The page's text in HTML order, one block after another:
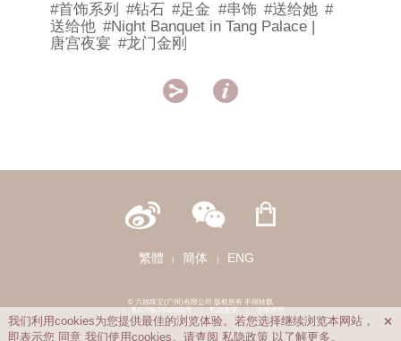
#首饰系列 #钻石 #足金 #串饰 #送给她 #
送给他 #Night Banquet in Tang Palace |
唐宫夜宴 #龙门金刚
 
繁體 簡体 ENG
© 六福珠宝(广州)有限公司 版权所有 不得转载
|
粤ICP备15048991号 | 私隐政策 | 法律声明
我们利用cookies为您提供最佳的浏览体验。若您选择继续浏览本网站，
即表示您 同意 我们使用cookies。请查阅私隐政策 以了解更多。
